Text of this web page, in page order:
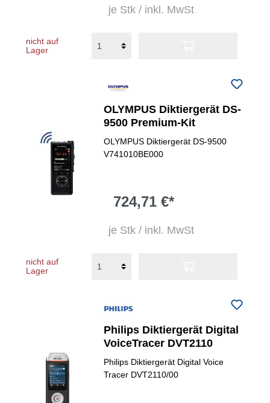
je Stk / inkl. MwSt
nicht auf
Lager
OLYMPUS Diktiergerät DS-
9500 Premium-Kit
OLYMPUS Diktiergerät DS-9500
V741010BE000
724,71 €*
je Stk / inkl. MwSt
nicht auf
Lager
Philips Diktiergerät Digital
VoiceTracer DVT2110
Philips Diktiergerät Digital Voice
Tracer DVT2110/00